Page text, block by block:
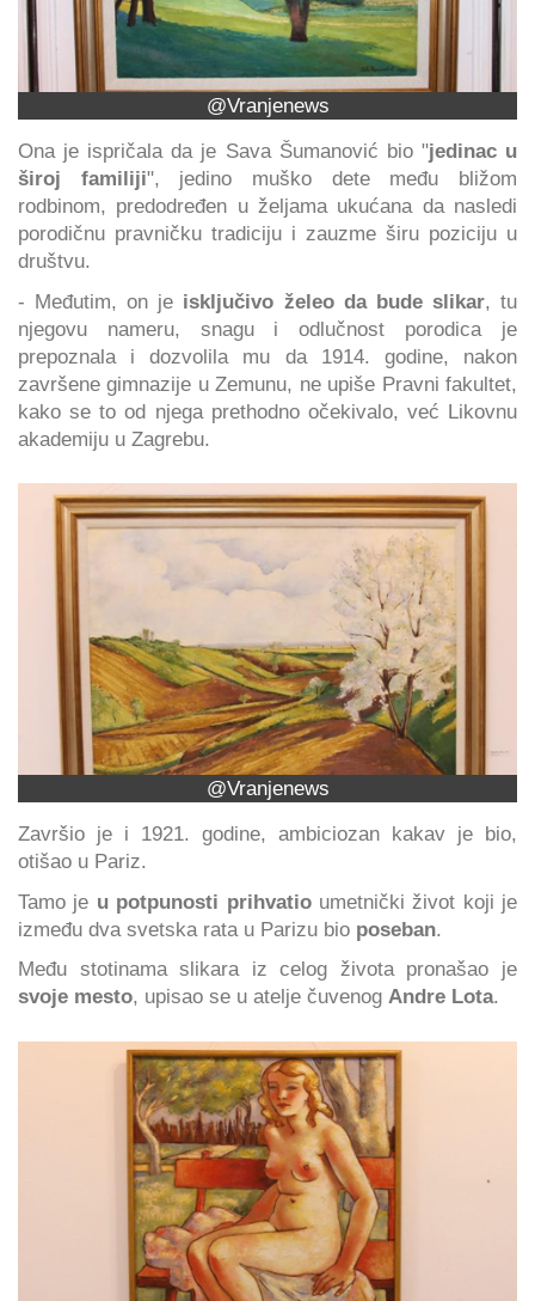
@Vranjenews
Ona je ispričala da je Sava Šumanović bio "jedinac u
široj familiji", jedino muško dete među bližom
rodbinom, predodređen u željama ukućana da nasledi
porodičnu pravničku tradiciju i zauzme širu poziciju u
društvu.
- Međutim, on je isključivo želeo da bude slikar, tu
njegovu nameru, snagu i odlučnost porodica je
prepoznala i dozvolila mu da 1914. godine, nakon
završene gimnazije u Zemunu, ne upiše Pravni fakultet,
kako se to od njega prethodno očekivalo, već Likovnu
akademiju u Zagrebu.
@Vranjenews
Završio je i 1921. godine, ambiciozan kakav je bio,
otišao u Pariz.
Tamo je u potpunosti prihvatioumetnički život koji je
između dva svetska rata u Parizu bio poseban.
Među stotinama slikara iz celog života pronašao je
svoje mesto, upisao se u atelje čuvenog Andre Lota.